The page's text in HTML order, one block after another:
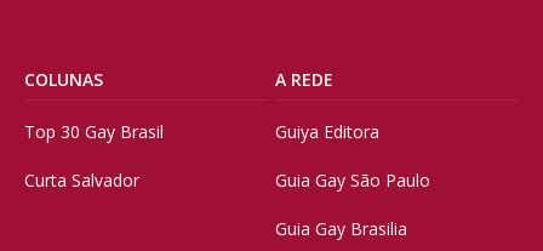
COLUNAS
Top 30 Gay Brasil
Curta Salvador
A REDE
Guiya Editora
Guia Gay São Paulo
Guia Gay Brasilia